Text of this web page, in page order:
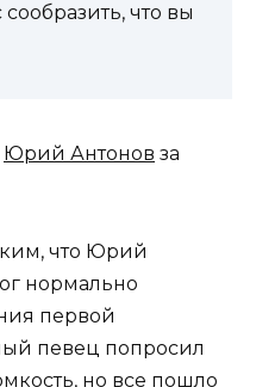
что вы
Юрий Антонов за
что Юрий
нормально
первой
певец попросил
но все пошло